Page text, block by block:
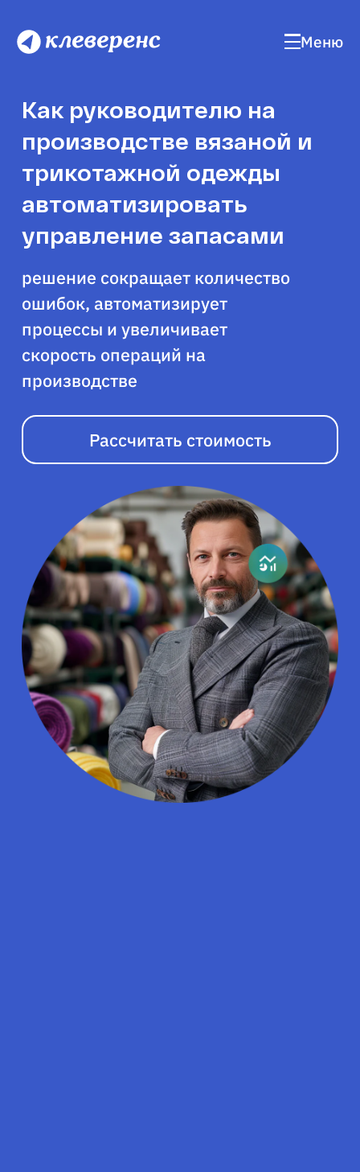
Меню
Как руководителю на
производстве вязаной и
трикотажной одежды
автоматизировать
управление запасами
решение сокращает количество
ошибок, автоматизирует
процессы и увеличивает
скорость операций на
производстве
Рассчитать стоимость